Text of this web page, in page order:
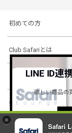
×
Safari
初めての方
Club Safariとは
ショッピングガイド
会社概要・規約
LINE ID連
欲しい商品の